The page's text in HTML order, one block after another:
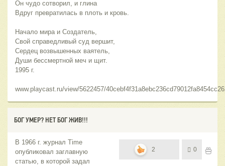
Он чудо сотворил, и глина
Вдруг превратилась в плоть и кровь.
Начало мира и Создатель,
Свой справедливый суд вершит,
Сердец возвышенных ваятель,
Души бессмертной меч и щит.
1995 г.
www.playcast.ru/view/5622457/
БОГ УМЕР? НЕТ БОГ ЖИВ!!!
В 1966 г. журнал Time
опубликовал заглавную
статью, в которой задал
2 0